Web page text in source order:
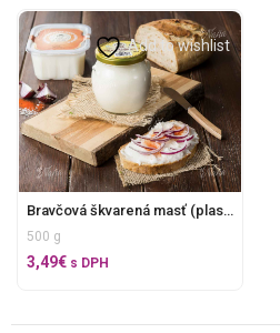
Add to wishlist
Bravčová škvarená masť (plastový kelímok)
500 g
3,49€ s DPH